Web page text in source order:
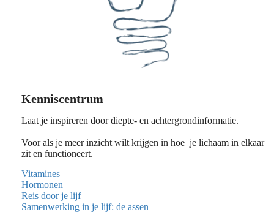
Kenniscentrum
Laat je inspireren door diepte- en achtergrondinformatie.
Voor als je meer inzicht wilt krijgen in hoe je lichaam in elkaar
zit en functioneert.
Vitamines
Hormonen
Reis door je lijf
Samenwerking in je lijf: de assen